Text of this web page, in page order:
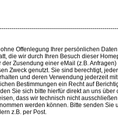
Offenlegung Ihrer persönlichen
die wir durch Ihren Besuch dieser
Zusendung einer eMail (z.B. Anfragen)
Zweck genutzt. Sie sind berechtigt,
und deren Verwendung jederzeit
Bestimmungen ein Recht auf
Sie sich bitte hierfür direkt an uns über
dass wir technisch nicht
werden können. Bitte senden Sie
z.B. per Post.